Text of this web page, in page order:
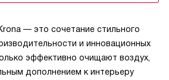
— это сочетание стильного
и инновационных
эффективно очищают воздух,
дополнением к интерьеру